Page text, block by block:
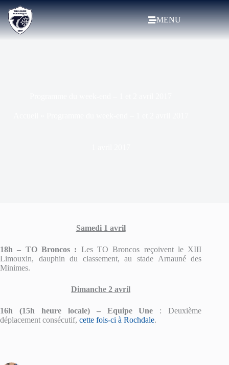
MENU
Samedi 1 avril
18h – TO Broncos : Les TO Broncos reçoivent le XIII
Limouxin, dauphin du classement, au stade Arnauné des
Minimes.
Dimanche 2 avril
16h (15h heure locale) – Equipe Une : Deuxième
déplacement consécutif, cette fois-ci à Rochdale.